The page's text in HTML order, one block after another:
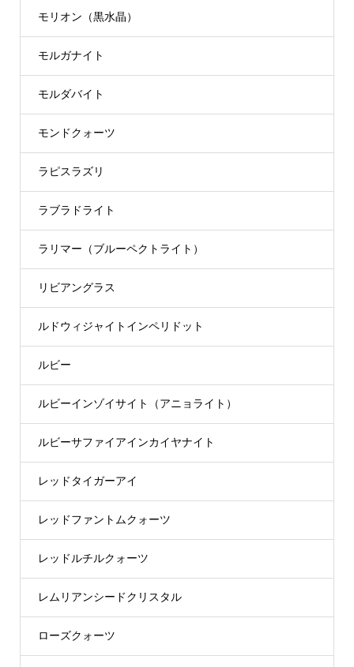
モリオン（黒水晶）
モルガナイト
モルダバイト
モンドクォーツ
ラピスラズリ
ラブラドライト
ラリマー（ブルーペクトライト）
リビアングラス
ルドウィジャイトインペリドット
ルビー
ルビーインゾイサイト（アニョライト）
ルビーサファイアインカイヤナイト
レッドタイガーアイ
レッドファントムクォーツ
レッドルチルクォーツ
レムリアンシードクリスタル
ローズクォーツ